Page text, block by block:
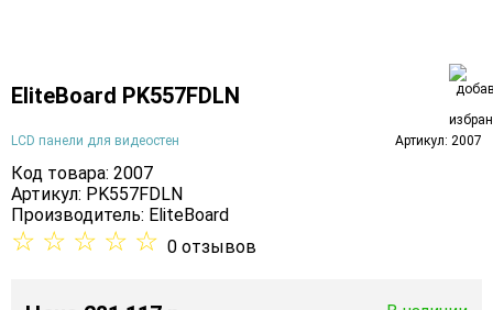
EliteBoard PK557FDLN
LCD панели для видеостен Артикул: 2007
Код товара: 2007
Артикул: PK557FDLN
Производитель: EliteBoard
☆ ☆ ☆ ☆ ☆ 0 отзывов